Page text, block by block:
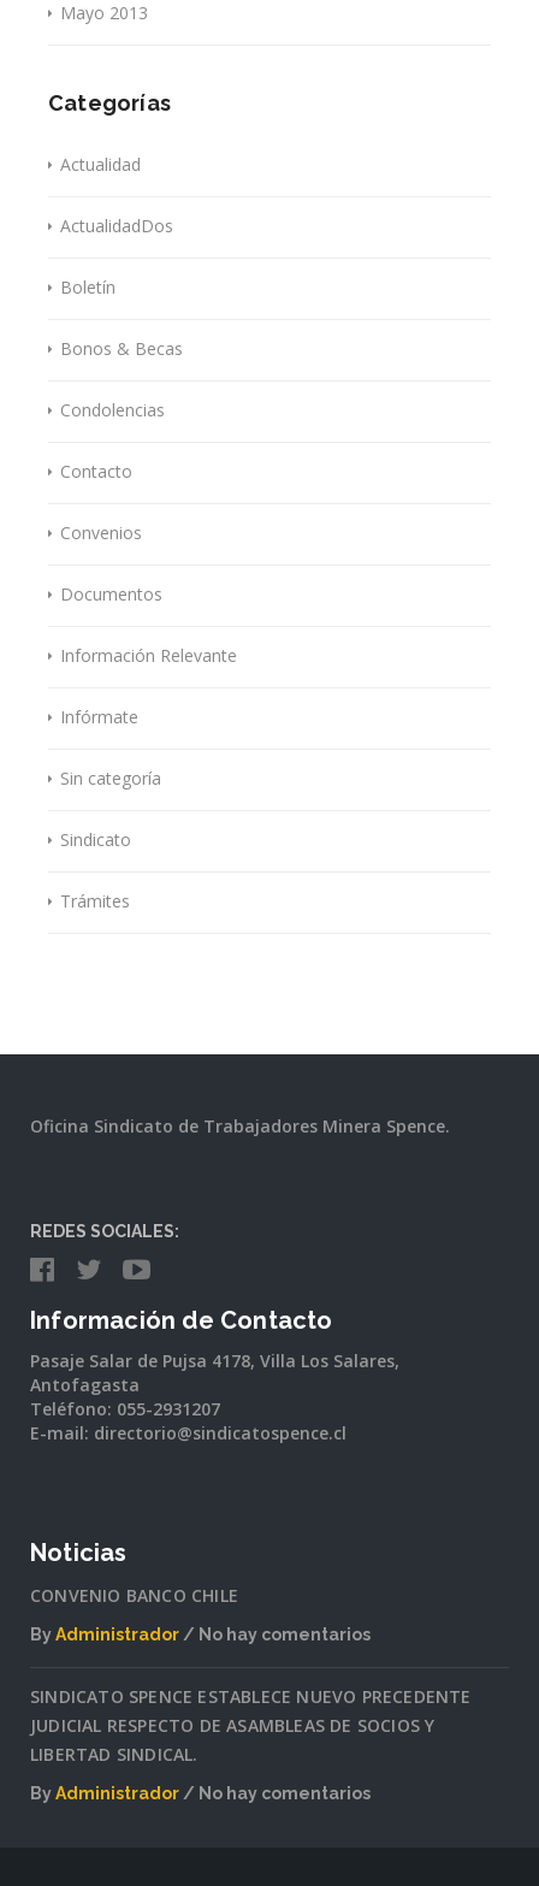
Mayo 2013
Categorías
Actualidad
ActualidadDos
Boletín
Bonos & Becas
Condolencias
Contacto
Convenios
Documentos
Información Relevante
Infórmate
Sin categoría
Sindicato
Trámites
Oficina Sindicato de Trabajadores Minera Spence.
REDES SOCIALES:
Información de Contacto
Pasaje Salar de Pujsa 4178, Villa Los Salares,
Antofagasta
Teléfono: 055-2931207
E-mail: directorio@sindicatospence.cl
Noticias
CONVENIO BANCO CHILE
ByAdministrador
No hay comentarios
BANCO
CHILE
SINDICATO SPENCE ESTABLECE NUEVO PRECEDENTE
JUDICIAL RESPECTO DE ASAMBLEAS DE SOCIOS Y
LIBERTAD SINDICAL.
ByAdministrador
No hay comentarios